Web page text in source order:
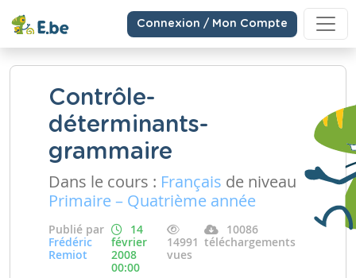
Connexion / Mon Compte
Contrôle-
déterminants-
grammaire
Dans le cours : Français de niveau
Primaire – Quatrième année
Publié par
Frédéric
Remiot
14
février
2008
00:00
14991
vues
10086
téléchargements